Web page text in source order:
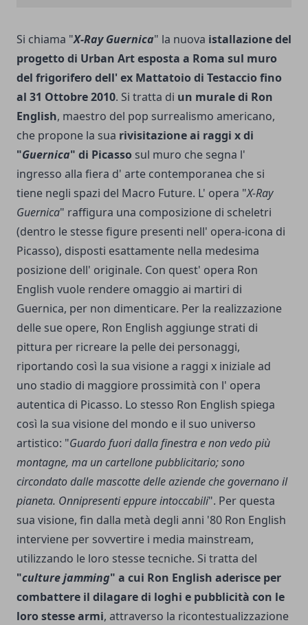
Si chiama "X-Ray Guernica" la nuova istallazione del
progetto di Urban Art esposta a Roma sul muro
del frigorifero dell' ex Mattatoio di Testaccio fino
al 31 Ottobre 2010. Si tratta di un murale di Ron
English, maestro del pop surrealismo americano,
che propone la sua rivisitazione ai raggi x di
"Guernica" di Picasso sul muro che segna l'
ingresso alla fiera d' arte contemporanea che si
tiene negli spazi del Macro Future. L' opera "X-Ray
Guernica" raffigura una composizione di scheletri
(dentro le stesse figure presenti nell' opera-icona di
Picasso), disposti esattamente nella medesima
posizione dell' originale. Con quest' opera Ron
English vuole rendere omaggio ai martiri di
Guernica, per non dimenticare. Per la realizzazione
delle sue opere, Ron English aggiunge strati di
pittura per ricreare la pelle dei personaggi,
riportando così la sua visione a raggi x iniziale ad
uno stadio di maggiore prossimità con l' opera
autentica di Picasso. Lo stesso Ron English spiega
così la sua visione del mondo e il suo universo
artistico: "Guardo fuori dalla finestra e non vedo più
montagne, ma un cartellone pubblicitario; sono
circondato dalle mascotte delle aziende che governano il
pianeta. Onnipresenti eppure intoccabili". Per questa
sua visione, fin dalla metà degli anni '80 Ron English
interviene per sovvertire i media mainstream,
utilizzando le loro stesse tecniche. Si tratta del
"culture jamming" a cui Ron English aderisce per
combattere il dilagare di loghi e pubblicità con le
loro stesse armi, attraverso la ricontestualizzazione